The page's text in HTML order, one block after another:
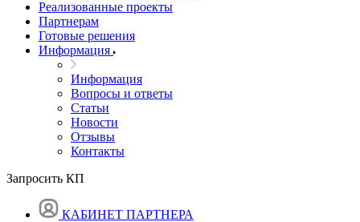
Реализованные проекты
Партнерам
Готовые решения
Информация
Информация
Вопросы и ответы
Статьи
Новости
Отзывы
Контакты
Запросить КП
КАБИНЕТ ПАРТНЕРА